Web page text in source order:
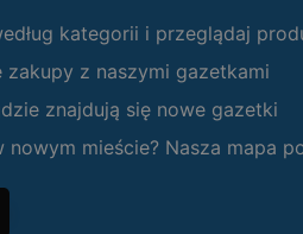
kategorii i przeglądaj
zakupy z naszymi gazetkami
znajdują się nowe gazetki
nowym mieście? Nasza mapa